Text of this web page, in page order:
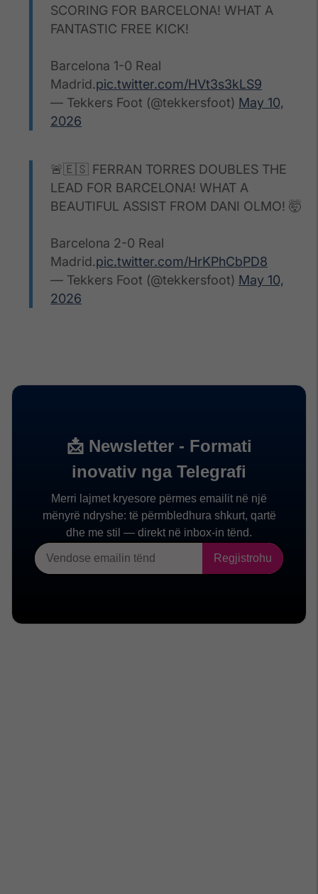
SCORING FOR BARCELONA! WHAT A
FANTASTIC FREE KICK!
Barcelona 1-0 Real
Madrid.pic.twitter.com/HVt3s3kLS9
— Tekkers Foot (@tekkersfoot) May 10,
2026
🚨🇪🇸 FERRAN TORRES DOUBLES THE
LEAD FOR BARCELONA! WHAT A
BEAUTIFUL ASSIST FROM DANI OLMO! 🤯
Barcelona 2-0 Real
Madrid.pic.twitter.com/HrKPhCbPD8
— Tekkers Foot (@tekkersfoot) May 10,
2026